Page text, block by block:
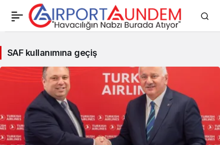
kullanımına
geçiş
Haberleri
SAF kullanımına geçiş